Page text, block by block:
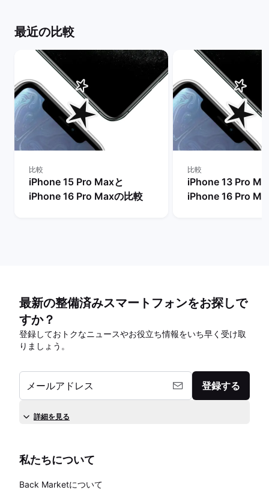
最近の比較
比較
iPhone 15 Pro Maxと
iPhone 16 Pro Maxの比較
比較
iPhone 13 Pro
iPhone 16 Pro
最新の整備済みスマートフォンをお探しで
すか？
登録しておトクなニュースやお役立ち情報をいち早く受け取
りましょう。
メールアドレス 登録する
詳細を見る
私たちについて
Back Marketについて